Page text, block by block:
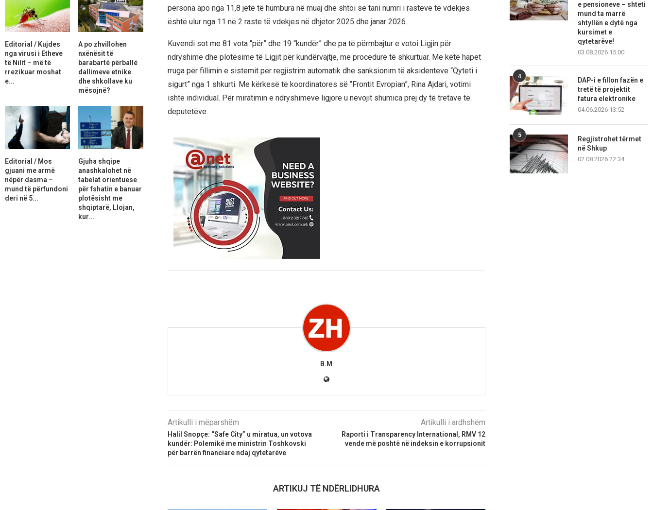
persona apo nga 11,8 jetë të humbura në muaj dhe shtoi se tani numri i rasteve të vdekjes
është ulur nga 11 në 2 raste të vdekjes në dhjetor 2025 dhe janar 2026.
Kuvendi sot me 81 vota “për” dhe 19 “kundër” dhe pa të përmbajtur e votoi Ligjin për
ndryshime dhe plotësime të Ligjit për kundërvajtje, me procedurë të shkurtuar. Me këtë hapet
rruga për fillimin e sistemit për regjistrim automatik dhe sanksionim të aksidenteve “Qyteti i
sigurt” nga 1 shkurti. Me kërkesë të koordinatores së “Frontit Evropian”, Rina Ajdari, votimi
ishte individual. Për miratimin e ndryshimeve ligjore u nevojit shumica prej dy të tretave të
deputetëve.
B.M
Artikulli i mëparshëm
Halil Snopçe: “Safe City” u miratua, un votova
kundër: Polemikë me ministrin Toshkovski
për barrën financiare ndaj qytetarëve
Artikulli i ardhshëm
Raporti i Transparency International, RMV 12
vende më poshtë në indeksin e korrupsionit
ARTIKUJ TË NDËRLIDHURA
e pensioneve – shteti
mund ta marrë
shtyllën e dytë nga
kursimet e
qytetarëve!
03.08.2026 15:00
4
DAP-i e fillon fazën e
tretë të projektit
fatura elektronike
04.06.2026 13:52
5
Regjistrohet tërmet
në Shkup
02.08.2026 22:34
Editorial / Kujdes
nga virusi i Etheve
të Nilit – më të
rrezikuar moshat
e...
A po zhvillohen
nxënësit të
barabartë përballë
dallimeve etnike
dhe shkollave ku
mësojnë?
Editorial / Mos
gjuani me armë
nëpër dasma –
mund të përfundoni
deri në 5...
Gjuha shqipe
anashkalohet në
tabelat orientuese
për fshatin e banuar
plotësisht me
shqiptarë, Llojan,
kur...